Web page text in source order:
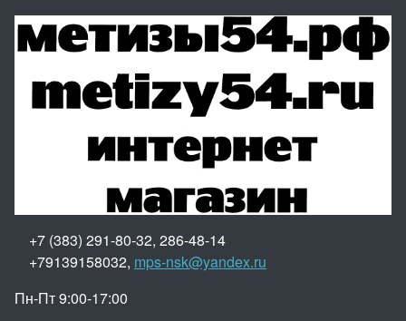
+7 (383) 291-80-32, 286-48-14
+79139158032, mps-nsk@yandex.ru
Пн-Пт 9:00-17:00